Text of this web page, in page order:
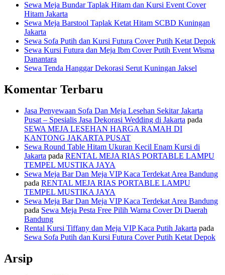
Sewa Meja Bundar Taplak Hitam dan Kursi Event Cover
Hitam Jakarta
Sewa Meja Barstool Taplak Ketat Hitam SCBD Kuningan
Jakarta
Sewa Sofa Putih dan Kursi Futura Cover Putih Ketat Depok
Sewa Kursi Futura dan Meja Ibm Cover Putih Event Wisma
Danantara
Sewa Tenda Hanggar Dekorasi Serut Kuningan Jaksel
Komentar Terbaru
Jasa Penyewaan Sofa Dan Meja Lesehan Sekitar Jakarta
Pusat – Spesialis Jasa Dekorasi Wedding di Jakarta pada
SEWA MEJA LESEHAN HARGA RAMAH DI
KANTONG JAKARTA PUSAT
Sewa Round Table Hitam Ukuran Kecil Enam Kursi di
Jakarta pada RENTAL MEJA RIAS PORTABLE LAMPU
TEMPEL MUSTIKA JAYA
Sewa Meja Bar Dan Meja VIP Kaca Terdekat Area Bandung
pada RENTAL MEJA RIAS PORTABLE LAMPU
TEMPEL MUSTIKA JAYA
Sewa Meja Bar Dan Meja VIP Kaca Terdekat Area Bandung
pada Sewa Meja Pesta Free Pilih Warna Cover Di Daerah
Bandung
Rental Kursi Tiffany dan Meja VIP Kaca Putih Jakarta pada
Sewa Sofa Putih dan Kursi Futura Cover Putih Ketat Depok
Arsip